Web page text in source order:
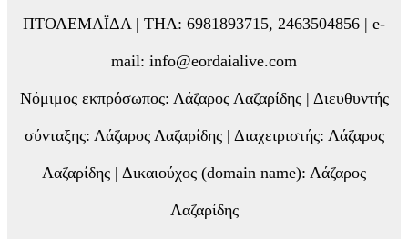
ΠΤΟΛΕΜΑΪΔΑ | ΤΗΛ: 6981893715, 2463504856 | e-
mail: info@eordaialive.com
Νόμιμος εκπρόσωπος: Λάζαρος Λαζαρίδης | Διευθυντής
σύνταξης: Λάζαρος Λαζαρίδης | Διαχειριστής: Λάζαρος
Λαζαρίδης | Δικαιούχος (domain name): Λάζαρος
Λαζαρίδης